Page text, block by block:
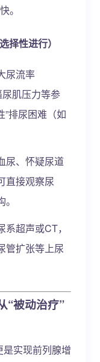
。
择性进行）
尿流率
尿肌压力等参
”排尿困难（如
尿、怀疑尿道
直接观察尿
系超声或CT，
管扩张等上尿
“被动治疗”
实现前列腺增